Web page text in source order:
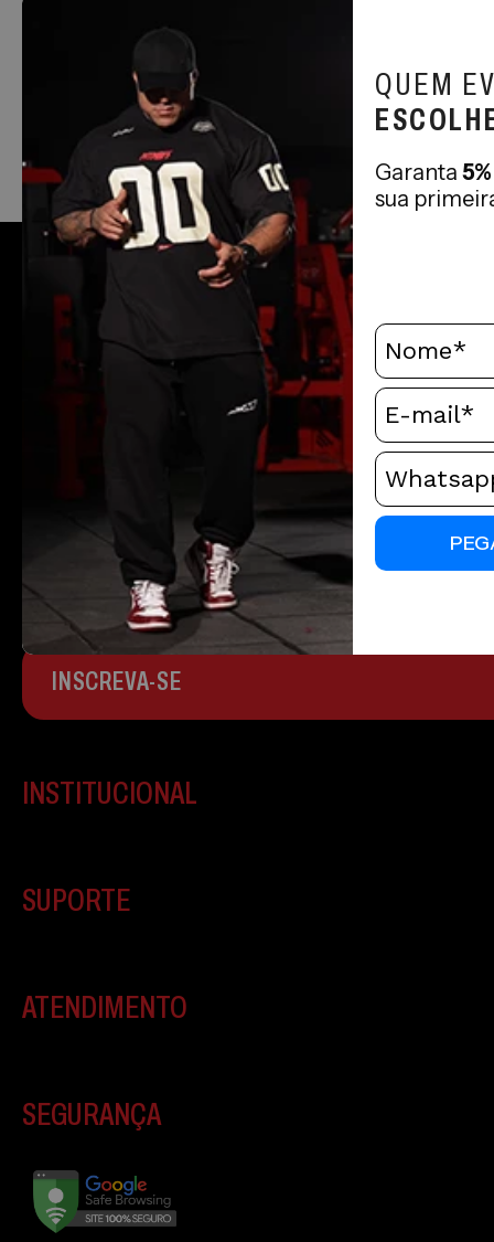
International Branca
R$66,41
via Pix ou
em até
INSTITUCIONAL
SUPORTE
ATENDIMENTO
SEGURANÇA
Fique por dentro de todas as nossas
INSCREVA-SE
QUEM
Garanta
sua